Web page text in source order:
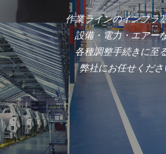
作業ラインのインフラ
設備・電力・エアー
各種調整手続きに至
弊社にお任せくださ